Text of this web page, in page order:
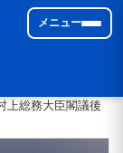
メニュー
上総務大臣閣議後